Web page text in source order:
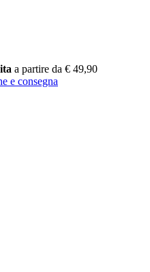
a partire da € 49,90
e consegna